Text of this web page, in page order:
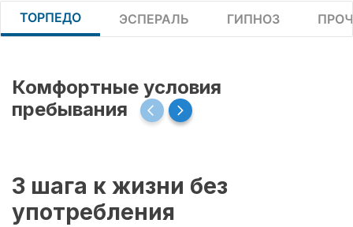
ТОРПЕДО ЭСПЕРАЛЬ ГИПНОЗ
Комфортные условия
пребывания
3 шага к жизни без
употребления